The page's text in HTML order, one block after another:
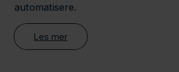
automatisere.
Les mer